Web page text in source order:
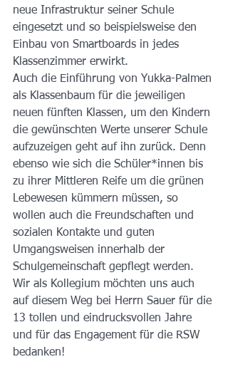
neue Infrastruktur seiner Schule
eingesetzt und so beispielsweise den
Einbau von Smartboards in jedes
Klassenzimmer erwirkt.
Auch die Einführung von Yukka-Palmen
als Klassenbaum für die jeweiligen
neuen fünften Klassen, um den Kindern
die gewünschten Werte unserer Schule
aufzuzeigen geht auf ihn zurück. Denn
ebenso wie sich die Schüler*innen bis
zu ihrer Mittleren Reife um die grünen
Lebewesen kümmern müssen, so
wollen auch die Freundschaften und
sozialen Kontakte und guten
Umgangsweisen innerhalb der
Schulgemeinschaft gepflegt werden.
Wir als Kollegium möchten uns auch
auf diesem Weg bei Herrn Sauer für die
13 tollen und eindrucksvollen Jahre
und für das Engagement für die RSW
bedanken!